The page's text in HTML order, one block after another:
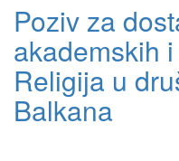
Poziv za
akademskih
Religija u
Balkana